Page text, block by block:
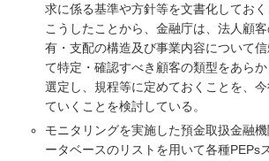
求に係る基準や方針等を文書化しておく
こうしたことから、金融庁は、法人顧
有・支配の構造及び事業内容について
て特定・確認すべき顧客の類型をあら
選定し、規程等に定めておくことを、
ていくことを検討している。
モニタリングを実施した預金取扱金融
ータベースのリストを用いて各種PEPs